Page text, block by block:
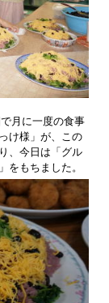
月に一度の食事
け様」が、この
、今日は「グル
もちました。